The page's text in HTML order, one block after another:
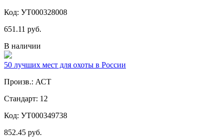
Код: УТ000328008
651.11 руб.
В наличии
50 лучших мест для охоты в России
Произв.: АСТ
Стандарт: 12
Код: УТ000349738
852.45 руб.